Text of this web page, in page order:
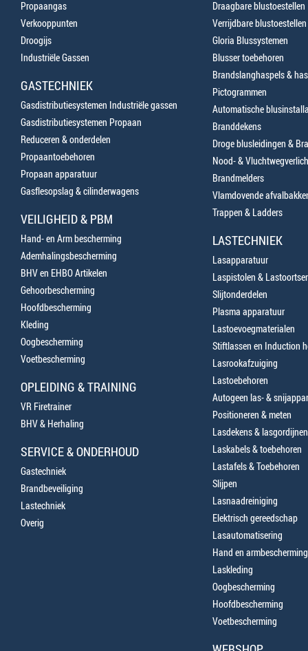
Propaangas
Verkooppunten
Droogijs
Industriële Gassen
GASTECHNIEK
Gasdistributiesystemen Industriële gassen
Gasdistributiesystemen Propaan
Reduceren & onderdelen
Propaantoebehoren
Propaan apparatuur
Gasflesopslag & cilinderwagens
VEILIGHEID & PBM
Hand- en Arm bescherming
Ademhalingsbescherming
BHV en EHBO Artikelen
Gehoorbescherming
Hoofdbescherming
Kleding
Oogbescherming
Voetbescherming
OPLEIDING & TRAINING
VR Firetrainer
BHV & Herhaling
SERVICE & ONDERHOUD
Gastechniek
Brandbeveiliging
Lastechniek
Overig
Draagbare blustoestellen
Verrijdbare blustoestellen
Gloria Blussystemen
Blusser toebehoren
Brandslanghaspels &
Pictogrammen
Automatische
Branddekens
Droge blusleidingen &
Nood- &
Brandmelders
Vlamdovende
Trappen & Ladders
LASTECHNIEK
Lasapparatuur
Laspistolen &
Slijtonderdelen
Plasma apparatuur
Lastoevoegmaterialen
Stiftlassen en Induction
Lasrookafzuiging
Lastoebehoren
Autogeen las- &
Positioneren & meten
Lasdekens & lasgordijnen
Laskabels & toebehoren
Lastafels & Toebehoren
Slijpen
Lasnaadreiniging
Elektrisch gereedschap
Lasautomatisering
Hand en armbescherming
Laskleding
Oogbescherming
Hoofdbescherming
Voetbescherming